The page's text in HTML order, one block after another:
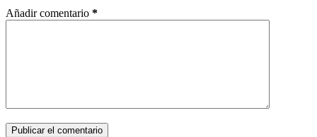
Añadir comentario *
Publicar el comentario